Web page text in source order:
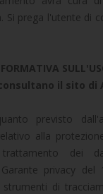
Si prega l'utente di
il sito di
previsto
alla
dei
privacy del
di